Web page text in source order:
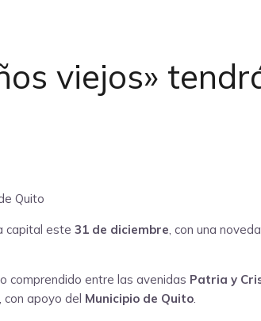
viejos»
capital este 31 de diciembre, con una
comprendido entre las avenidas Patria y
, con apoyo del Municipio de Quito.